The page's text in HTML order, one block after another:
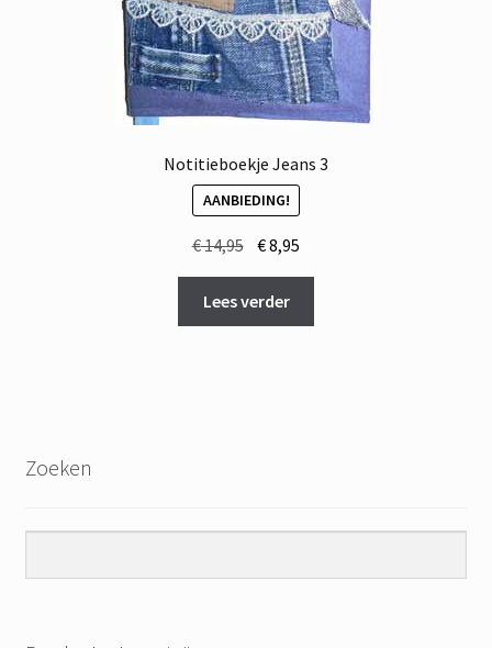
Notitieboekje Jeans 3
AANBIEDING!
€14,95 Oorspronkelijke
prijs
was:
€ 14,95.
€8,95
prijs
€ 8,95.
Lees verder
Zoeken